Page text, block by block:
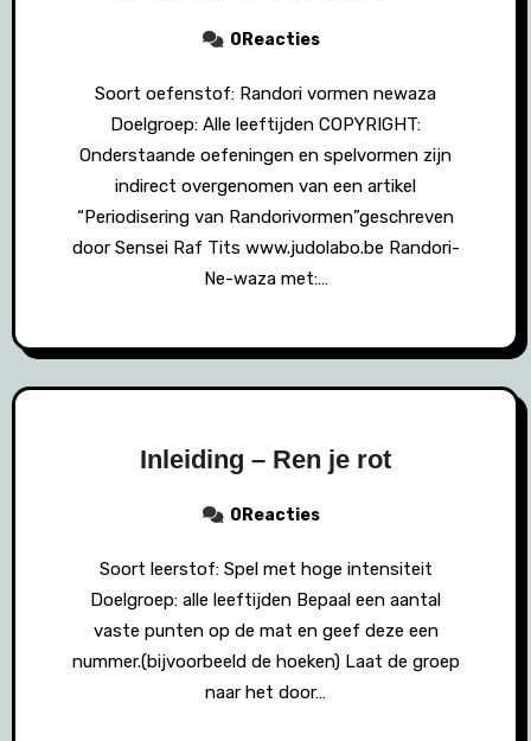
0Reacties
Soort oefenstof: Randori vormen newaza
Doelgroep: Alle leeftijden COPYRIGHT:
Onderstaande oefeningen en spelvormen zijn
indirect overgenomen van een artikel
“Periodisering van Randorivormen”geschreven
door Sensei Raf Tits www.judolabo.be Randori-
Ne-waza met:…
Inleiding – Ren je rot
0Reacties
Soort leerstof: Spel met hoge intensiteit
Doelgroep: alle leeftijden Bepaal een aantal
vaste punten op de mat en geef deze een
nummer.(bijvoorbeeld de hoeken) Laat de groep
naar het door…